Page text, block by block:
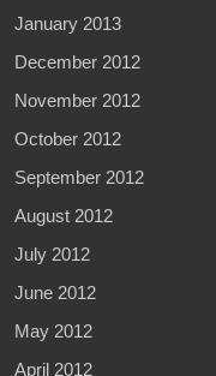
January 2013
December 2012
November 2012
October 2012
September 2012
August 2012
July 2012
June 2012
May 2012
April 2012